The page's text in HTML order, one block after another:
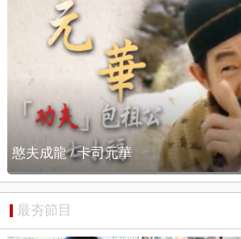
憨夫成龍 / 搶先看
最夯節目